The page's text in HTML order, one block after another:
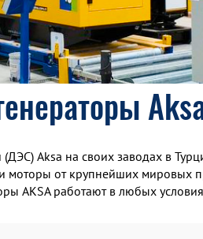
Aksa на своих заводах в
моторы от крупнейших мировых
AKSA работают в любых